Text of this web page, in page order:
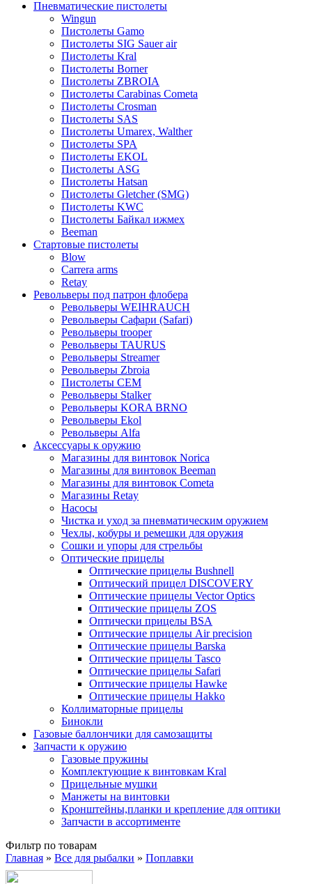
Пневматические пистолеты
Wingun
Пистолеты Gamo
Пистолеты SIG Sauer air
Пистолеты Kral
Пистолеты Borner
Пистолеты ZBROIA
Пистолеты Carabinas Cometa
Пистолеты Crosman
Пистолеты SAS
Пистолеты Umarex, Walther
Пистолеты SPA
Пистолеты EKOL
Пистолеты ASG
Пистолеты Hatsan
Пистолеты Gletcher (SMG)
Пистолеты KWC
Пистолеты Байкал ижмех
Beeman
Стартовые пистолеты
Blow
Carrera arms
Retay
Револьверы под патрон флобера
Револьверы WEIHRAUCH
Револьверы Сафари (Safari)
Револьверы trooper
Револьверы TAURUS
Револьверы Streamer
Револьверы Zbroia
Пистолеты СЕМ
Револьверы Stalker
Револьверы KORA BRNO
Револьверы Ekol
Револьверы Alfa
Аксессуары к оружию
Магазины для винтовок Norica
Магазины для винтовок Beeman
Магазины для винтовок Cometa
Магазины Retay
Насосы
Чистка и уход за пневматическим оружием
Чехлы, кобуры и ремешки для оружия
Сошки и упоры для стрельбы
Оптические прицелы
Оптические прицелы Bushnell
Оптический прицел DISCOVERY
Оптические прицелы Vector Optics
Оптические прицелы ZOS
Оптически прицелы BSA
Оптические прицелы Air precision
Оптические прицелы Barska
Оптические прицелы Tasco
Оптические прицелы Safari
Оптические прицелы Hawke
Оптические прицелы Hakko
Коллиматорные прицелы
Бинокли
Газовые баллончики для самозащиты
Запчасти к оружию
Газовые пружины
Комплектующие к винтовкам Kral
Прицельные мушки
Манжеты на винтовки
Кронштейны,планки и крепление для оптики
Запчасти в ассортименте
Фильтр по товарам
Вы здесь
Главная » Все для рыбалки » Поплавки